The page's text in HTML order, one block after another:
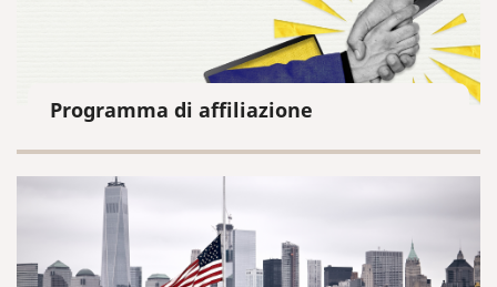
Programma di affiliazione